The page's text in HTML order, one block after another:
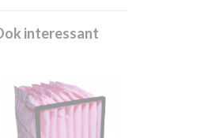
interessant